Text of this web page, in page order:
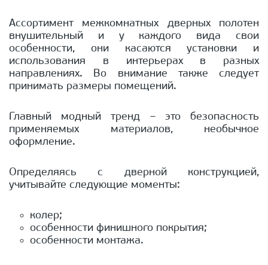
Ассортимент межкомнатных дверных полотен
внушительный и у каждого вида свои
особенности, они касаются установки и
использования в интерьерах в разных
направлениях. Во внимание также следует
принимать размеры помещений.
Главный модный тренд – это безопасность
применяемых материалов, необычное
оформление.
Определяясь с дверной конструкцией,
учитывайте следующие моменты:
колер;
особенности финишного покрытия;
особенности монтажа.